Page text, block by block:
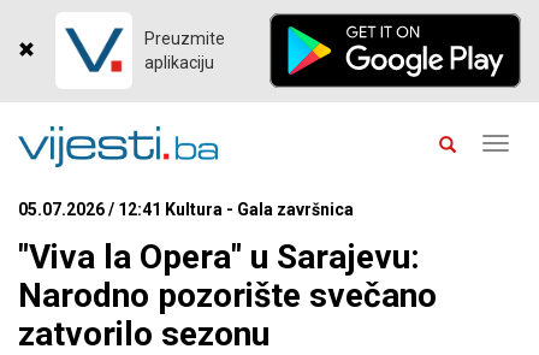
Preuzmite
aplikaciju
05.07.2026 / 12:41 Kultura - Gala završnica
"Viva la Opera" u Sarajevu:
Narodno pozorište svečano
zatvorilo sezonu